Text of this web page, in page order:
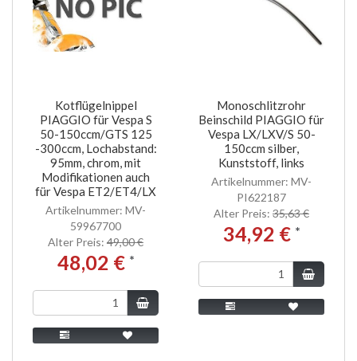
Kotflügelnippel
PIAGGIO für Vespa S
50-150ccm/GTS 125
-300ccm, Lochabstand:
95mm, chrom, mit
Modifikationen auch
für Vespa ET2/ET4/LX
Artikelnummer: MV-
59967700
Alter Preis: 49,00 €
48,02 € *
Monoschlitzrohr
Beinschild PIAGGIO für
Vespa LX/LXV/S 50-
150ccm silber,
Kunststoff, links
Artikelnummer: MV-
PI622187
Alter Preis: 35,63 €
34,92 € *